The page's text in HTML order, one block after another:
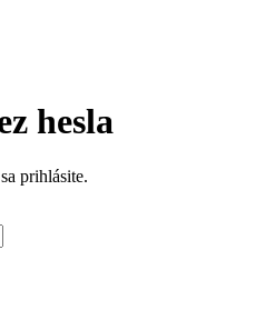
hesla
prihlásite.